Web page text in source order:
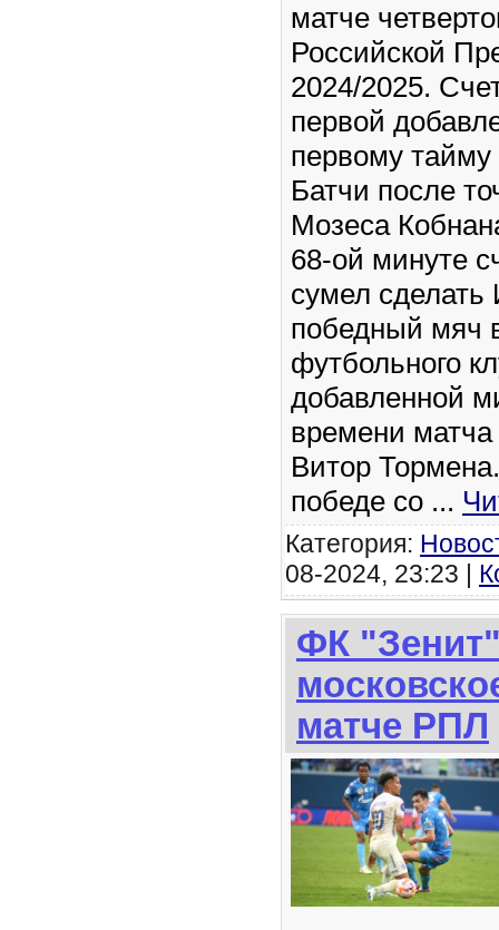
матче
Российской
2024/2025.
первой
первому
Батчи после
Мозеса
68-ой минуте
сумел
победный мяч
футбольного
добавленной
времени
Витор
победе со ...
Категория:
08-2024, 23:23 |
ФК
матче РПЛ